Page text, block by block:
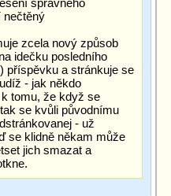
správného
nečtěný
zcela nový způsob
idečku posledního
příspěvku a stránkuje se
- jak někdo
tomu, že když se
se kvůli původnímu
- už
se klidně někam může
jich smazat a